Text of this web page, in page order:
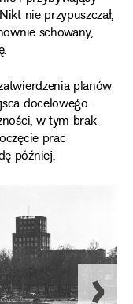
nie przypuszczał,
schowany,
planów
docelowego.
w tym brak
prac
później.